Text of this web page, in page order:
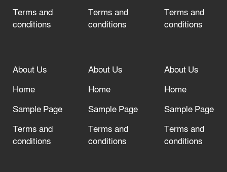
Terms and
conditions
Terms and
conditions
Terms and
conditions
About Us
Home
Sample Page
Terms and
conditions
About Us
Home
Sample Page
Terms and
conditions
About Us
Home
Sample Page
Terms and
conditions